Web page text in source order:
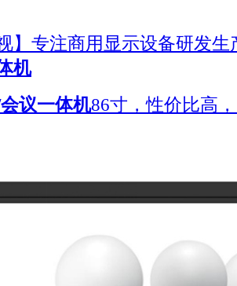
】专注商用显示设备研发
机
议一体机86寸，性价比高